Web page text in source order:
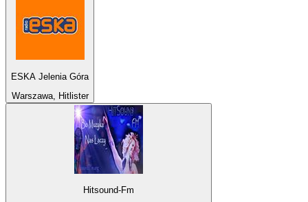
ESKA Jelenia Góra
Warszawa, Hitlister
Hitsound-Fm